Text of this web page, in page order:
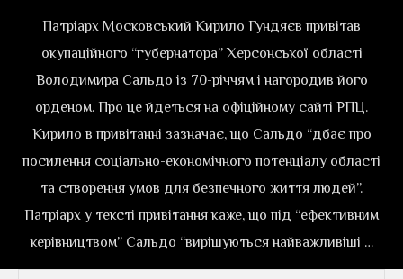
Патріарх Московський Кирило Гундяєв привітав
окупаційного “губернатора” Херсонської області
Володимира Сальдо із 70-річчям і нагородив його
орденом. Про це йдеться на офіційному сайті РПЦ.
Кирило в привітанні зазначає, що Сальдо “дбає про
посилення соціально-економічного потенціалу області
та створення умов для безпечного життя людей”.
Патріарх у тексті привітання каже, що під “ефективним
керівництвом” Сальдо “вирішуються найважливіші …